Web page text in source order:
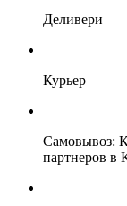
Деливери
Курьер
Самовывоз:
партнеров в